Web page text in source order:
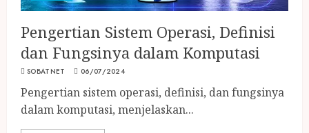
Pengertian Sistem Operasi, Definisi
dan Fungsinya dalam Komputasi
SOBATNET 06/07/2024
Pengertian sistem operasi, definisi, dan fungsinya
dalam komputasi, menjelaskan...